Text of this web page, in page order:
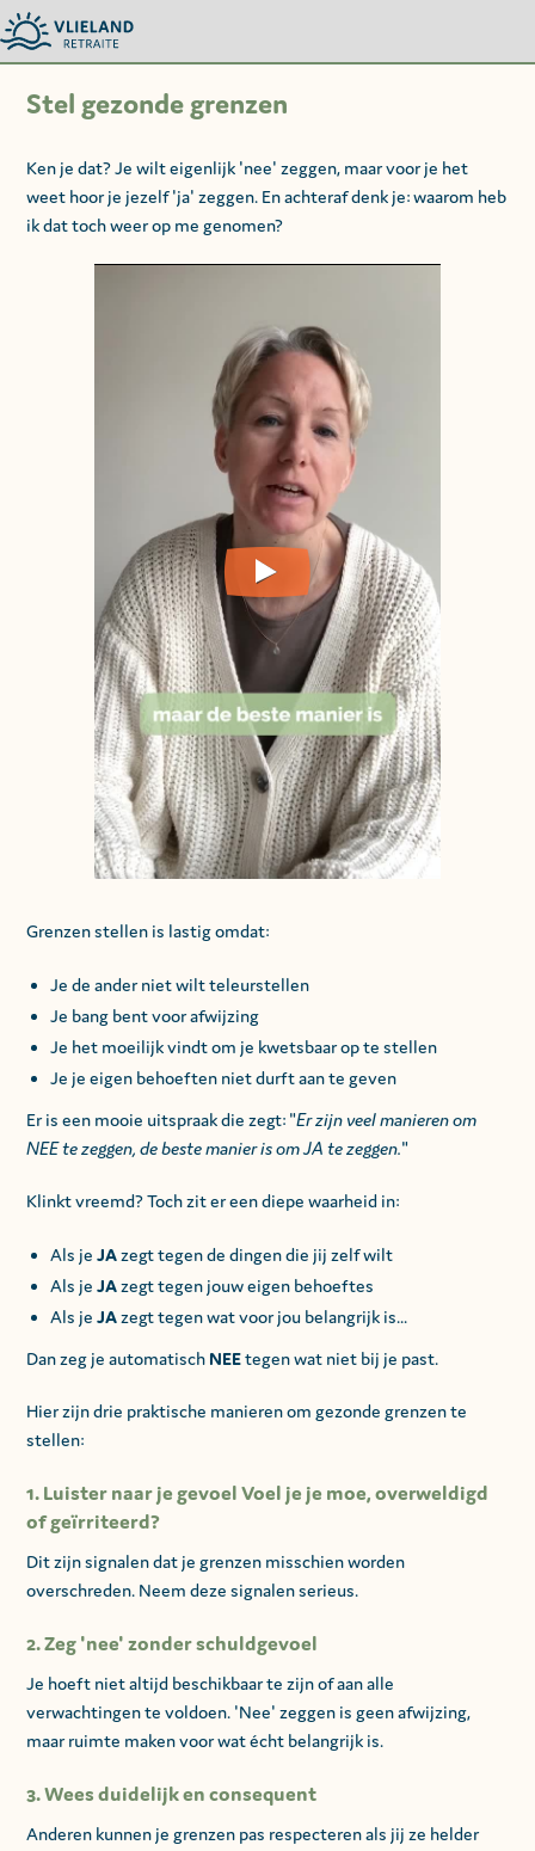
Stel gezonde grenzen
Ken je dat? Je wilt eigenlijk 'nee' zeggen, maar voor je het
weet hoor je jezelf 'ja' zeggen. En achteraf denk je: waarom heb
ik dat toch weer op me genomen?
Grenzen stellen is lastig omdat:
Je de ander niet wilt teleurstellen
Je bang bent voor afwijzing
Je het moeilijk vindt om je kwetsbaar op te stellen
Je je eigen behoeften niet durft aan te geven
Er is een mooie uitspraak die zegt: "Er zijn veel manieren om
NEE te zeggen, de beste manier is om JA te zeggen."
Klinkt vreemd? Toch zit er een diepe waarheid in:
Als jeJAzegt tegen de dingen die jij zelf wilt
Als jeJAzegt tegen jouw eigen behoeftes
Als jeJAzegt tegen wat voor jou belangrijk is...
Dan zeg je automatisch NEEtegen wat niet bij je past.
Hier zijn drie praktische manieren om gezonde grenzen te
stellen:
1. Luister naar je gevoel Voel je je moe, overweldigd
of geïrriteerd?
Dit zijn signalen dat je grenzen misschien worden
overschreden. Neem deze signalen serieus.
2. Zeg 'nee' zonder schuldgevoel
Je hoeft niet altijd beschikbaar te zijn of aan alle
verwachtingen te voldoen. 'Nee' zeggen is geen afwijzing,
maar ruimte maken voor wat écht belangrijk is.
3. Wees duidelijk en consequent
Anderen kunnen je grenzen pas respecteren als jij ze helder